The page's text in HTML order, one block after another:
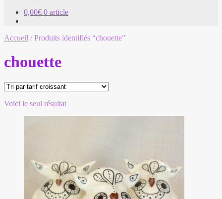
0,00€ 0 article
Accueil /Produits identifiés “chouette”
chouette
Voici le seul résultat